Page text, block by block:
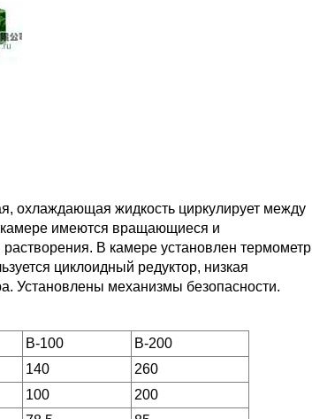
охлаждающая жидкость циркулирует между
имеются вращающиеся и
В камере установлен термометр
циклоидный редуктор, низкая
Установлены механизмы безопасности.
B-100
B-200
140
260
100
200